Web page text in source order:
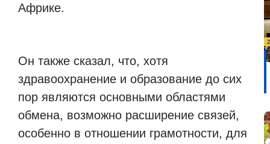
Африке.
Он также сказал, что, хотя
здравоохранение и образование до сих
пор являются основными областями
обмена, возможно расширение связей,
особенно в отношении грамотности, для